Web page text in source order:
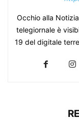
Occhio alla
telegiornale è
19 del digitale